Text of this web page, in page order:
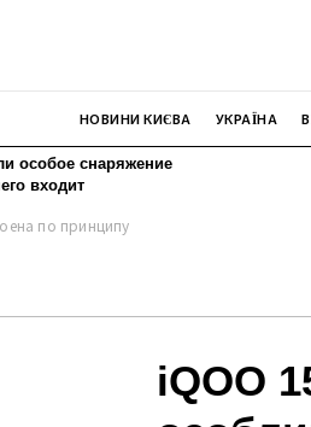
НОВИНИ КИЄВА УКРАЇНА
особое снаряжение
входит
по принципу
iQOO